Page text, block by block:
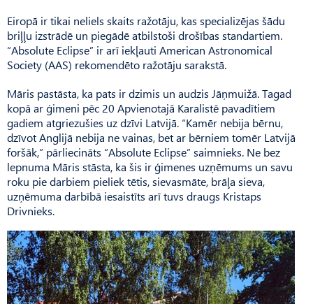
Eiropā ir tikai neliels skaits ražotāju, kas specializējas šādu
briļļu izstrādē un piegādē atbilstoši drošības standartiem.
“Ab­solute Eclipse” ir arī iekļauti American Astronomical
Society (AAS) rekomendēto ražotāju sarakstā.
Māris pastāsta, ka pats ir dzimis un audzis Jāņmuižā. Tagad
kopā ar ģimeni pēc 20 Apvie­notajā Karalistē pavadītiem
gadiem atgriezušies uz dzīvi Latvijā. “Kamēr nebija bērnu,
dzīvot Anglijā nebija ne vainas, bet ar bērniem tomēr Latvijā
foršāk,” pārliecināts “Absolute Eclipse” saimnieks. Ne bez
lepnuma Māris stāsta, ka šis ir ģimenes uzņēmums un savu
roku pie darbiem pieliek tētis, sievasmāte, brāļa sieva,
uzņēmuma darbībā iesaistīts arī tuvs draugs Kristaps
Drivnieks.